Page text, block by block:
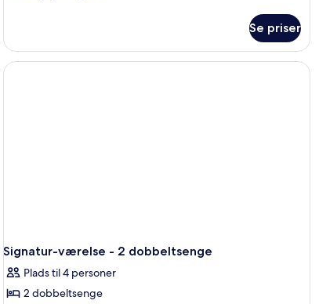
værelse
1
Se priser
Signatur-værelse - 2 dobbeltsenge
Plads til 4 personer
2 dobbeltsenge